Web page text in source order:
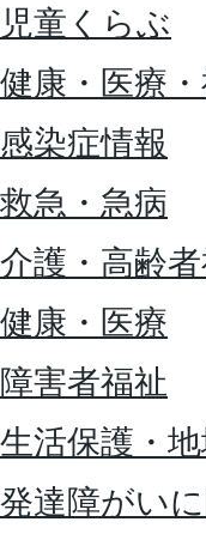
児童くらぶ
健康・医療
感染症情報
救急・急病
介護・高齢
健康・医療
障害者福祉
生活保護・
発達障がい